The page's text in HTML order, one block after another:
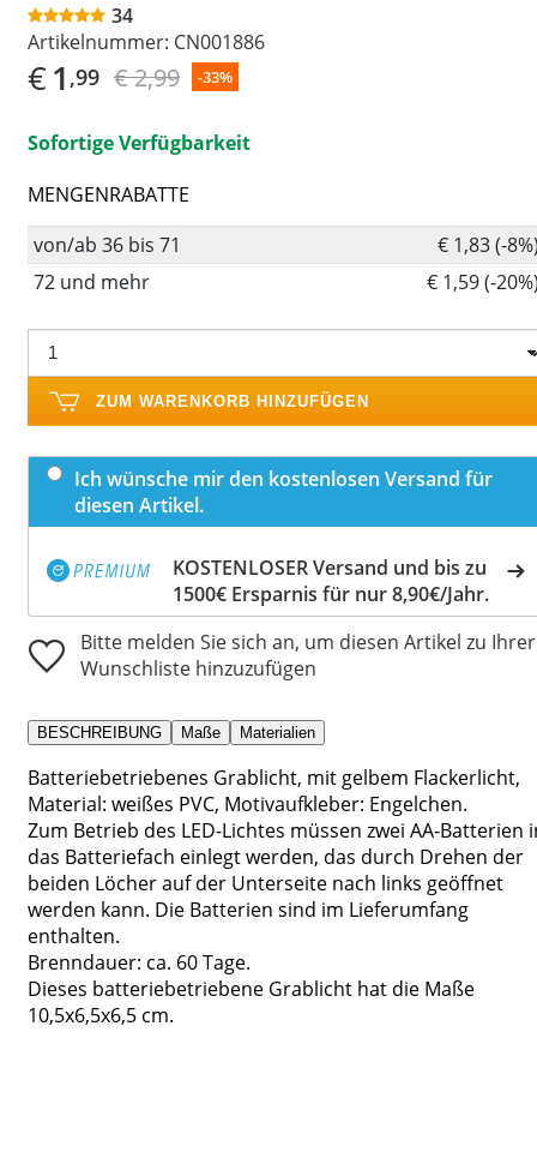
34
Artikelnummer: CN001886
€1 ,99 € 2,99 -33%
Sofortige Verfügbarkeit
MENGENRABATTE
von/ab 36 bis 71
€ 1,83 (-
72 und mehr
€ 1,59 (-
ZUM WARENKORB HINZUFÜGEN
Ich wünsche mir den kostenlosen Versand für
diesen Artikel.
KOSTENLOSER Versand und bis zu
1500€ Ersparnis für nur 8,90€/Jahr.
Bitte melden Sie sich an, um diesen Artikel zu Ihrer
Wunschliste hinzuzufügen
BESCHREIBUNG Maße Materialien
Batteriebetriebenes Grablicht, mit gelbem Flackerlicht,
Material: weißes PVC, Motivaufkleber: Engelchen.
Zum Betrieb des LED-Lichtes müssen zwei AA-Batterien
das Batteriefach einlegt werden, das durch Drehen der
beiden Löcher auf der Unterseite nach links geöffnet
werden kann. Die Batterien sind im Lieferumfang
enthalten.
Brenndauer: ca. 60 Tage.
Dieses batteriebetriebene Grablicht hat die Maße
10,5x6,5x6,5 cm.